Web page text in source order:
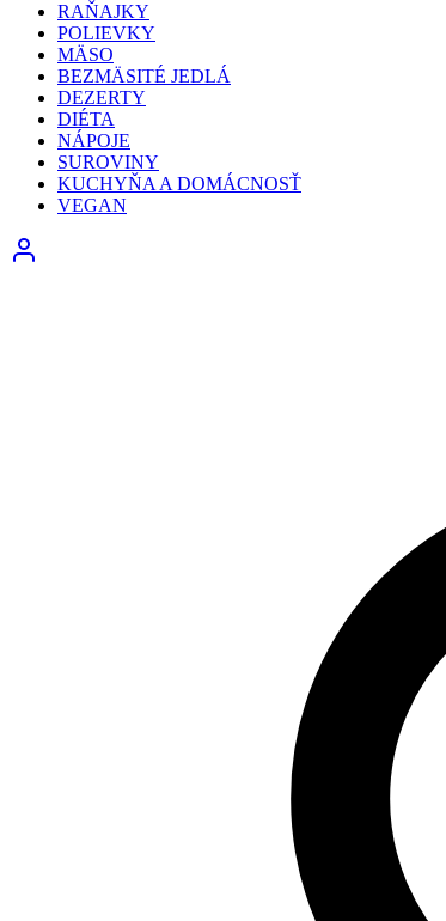
RAŇAJKY
POLIEVKY
MÄSO
BEZMÄSITÉ JEDLÁ
DEZERTY
DIÉTA
NÁPOJE
SUROVINY
KUCHYŇA A DOMÁCNOSŤ
VEGAN